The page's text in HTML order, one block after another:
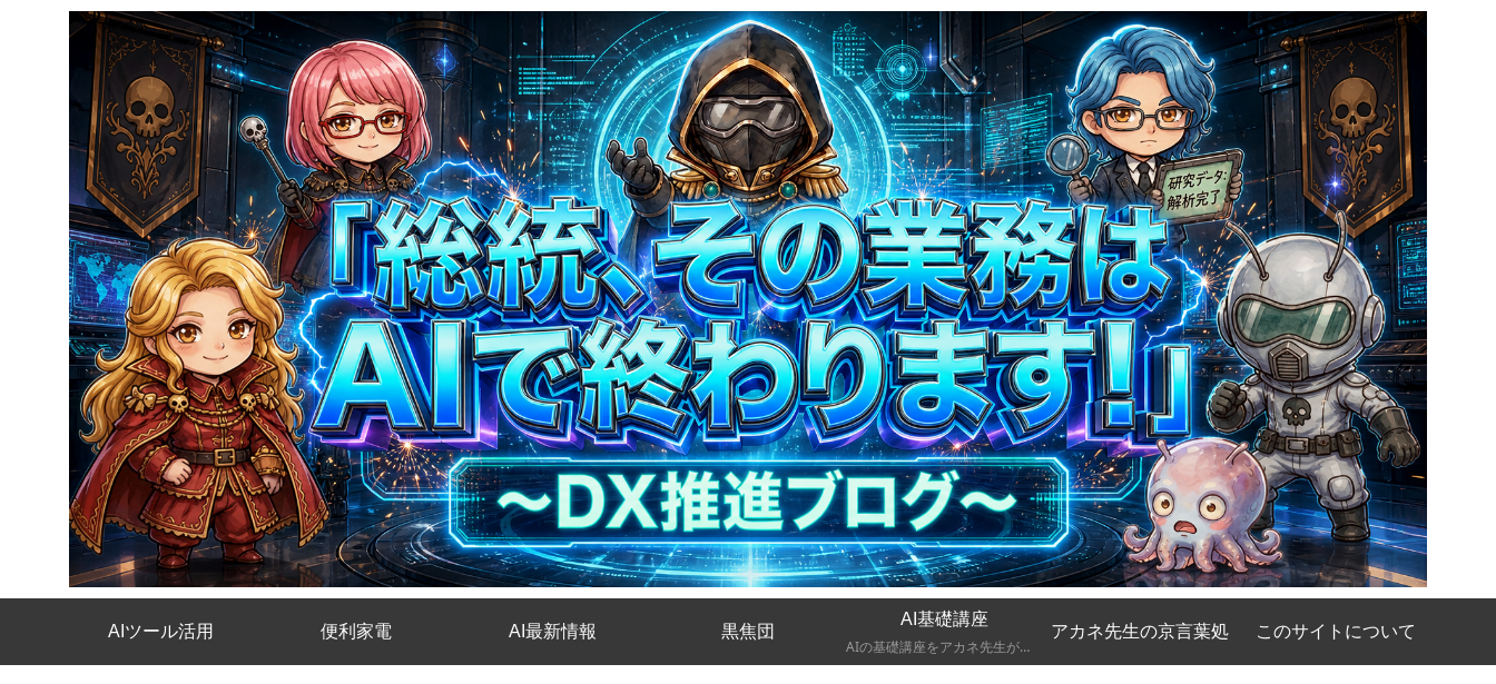
AIツール活用 便利家電 AI最新情報 黒焦団
AI基礎講座
AIの基礎講座をアカネ先生が優しく、時には厳しく京都弁で解説してくれるコーナーです。
アカネ先生の京言葉処 このサイトについて